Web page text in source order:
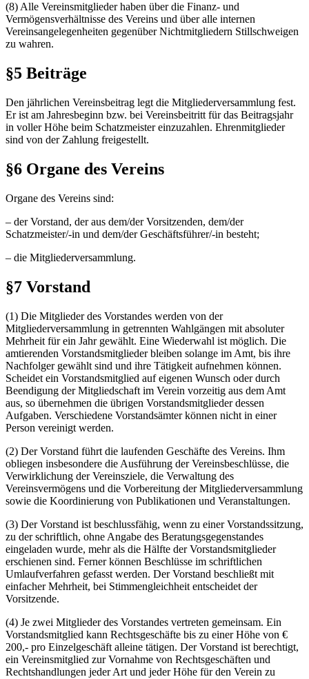
(8) Alle Vereinsmitglieder haben über die Finanz- und
Vermögensverhältnisse des Vereins und über alle internen
Vereinsangelegenheiten gegenüber Nichtmitgliedern Stillschweigen
zu wahren.
§5 Beiträge
Den jährlichen Vereinsbeitrag legt die Mitgliederversammlung fest.
Er ist am Jahresbeginn bzw. bei Vereinsbeitritt für das Beitragsjahr
in voller Höhe beim Schatzmeister einzuzahlen. Ehrenmitglieder
sind von der Zahlung freigestellt.
§6 Organe des Vereins
Organe des Vereins sind:
– der Vorstand, der aus dem/der Vorsitzenden, dem/der
Schatzmeister/-in und dem/der Geschäftsführer/-in besteht;
– die Mitgliederversammlung.
§7 Vorstand
(1) Die Mitglieder des Vorstandes werden von der
Mitgliederversammlung in getrennten Wahlgängen mit absoluter
Mehrheit für ein Jahr gewählt. Eine Wiederwahl ist möglich. Die
amtierenden Vorstandsmitglieder bleiben solange im Amt, bis ihre
Nachfolger gewählt sind und ihre Tätigkeit aufnehmen können.
Scheidet ein Vorstandsmitglied auf eigenen Wunsch oder durch
Beendigung der Mitgliedschaft im Verein vorzeitig aus dem Amt
aus, so übernehmen die übrigen Vorstandsmitglieder dessen
Aufgaben. Verschiedene Vorstandsämter können nicht in einer
Person vereinigt werden.
(2) Der Vorstand führt die laufenden Geschäfte des Vereins. Ihm
obliegen insbesondere die Ausführung der Vereinsbeschlüsse, die
Verwirklichung der Vereinsziele, die Verwaltung des
Vereinsvermögens und die Vorbereitung der Mitgliederversammlung
sowie die Koordinierung von Publikationen und Veranstaltungen.
(3) Der Vorstand ist beschlussfähig, wenn zu einer Vorstandssitzung,
zu der schriftlich, ohne Angabe des Beratungsgegenstandes
eingeladen wurde, mehr als die Hälfte der Vorstandsmitglieder
erschienen sind. Ferner können Beschlüsse im schriftlichen
Umlaufverfahren gefasst werden. Der Vorstand beschließt mit
einfacher Mehrheit, bei Stimmengleichheit entscheidet der
Vorsitzende.
(4) Je zwei Mitglieder des Vorstandes vertreten gemeinsam. Ein
Vorstandsmitglied kann Rechtsgeschäfte bis zu einer Höhe von €
200,- pro Einzelgeschäft alleine tätigen. Der Vorstand ist berechtigt,
ein Vereinsmitglied zur Vornahme von Rechtsgeschäften und
Rechtshandlungen jeder Art und jeder Höhe für den Verein zu